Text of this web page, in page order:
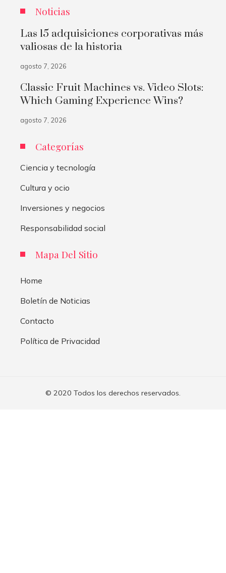
Noticias
Las 15 adquisiciones corporativas más
valiosas de la historia
agosto 7, 2026
Classic Fruit Machines vs. Video Slots:
Which Gaming Experience Wins?
agosto 7, 2026
Categorías
Ciencia y tecnología
Cultura y ocio
Inversiones y negocios
Responsabilidad social
Mapa Del Sitio
Home
Boletín de Noticias
Contacto
Política de Privacidad
© 2020 Todos los derechos reservados.